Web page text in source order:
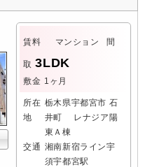
賃料 マンション 間
取 3LDK
敷金 1ヶ月
所在
地
栃木県宇都宮市 石
井町 レナジア陽
東Ａ棟
交通 湘南新宿ライン宇
須宇都宮駅